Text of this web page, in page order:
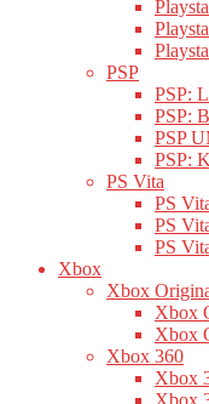
PSP
PSP:
PSP:
PSP
PSP:
PS Vita
PS
PS
PS
Xbox
Xbox
Xbox
Xbox
Xbox 360
Xbox